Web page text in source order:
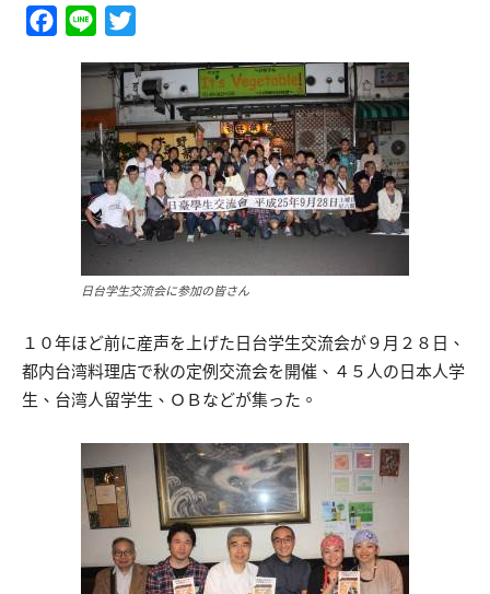
Facebook
Line
日台学生交流会に参加の皆さん
１０年ほど前に産声を上げた日台学生交流会が９月２８日、
都内台湾料理店で秋の定例交流会を開催、４５人の日本人学
生、台湾人留学生、ＯＢなどが集った。